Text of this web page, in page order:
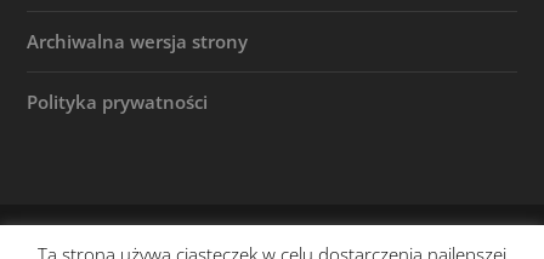
Archiwalna wersja strony
Polityka prywatności
Ta strona używa ciasteczek w celu dostarczenia najlepszej